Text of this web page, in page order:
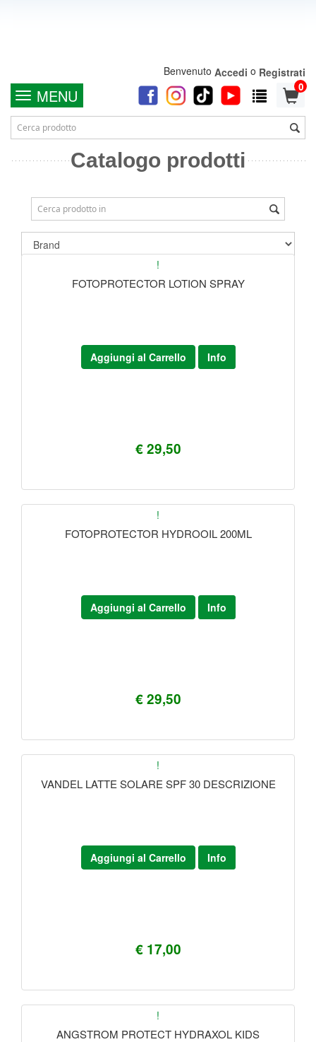
Benvenuto Accedi o Registrati
0
MENU
Catalogo prodotti
!
FOTOPROTECTOR LOTION SPRAY
€ 29,50
Aggiungi al Carrello Info
!
FOTOPROTECTOR HYDROOIL 200ML
€ 29,50
Aggiungi al Carrello Info
!
VANDEL LATTE SOLARE SPF 30 DESCRIZIONE
€ 17,00
Aggiungi al Carrello Info
!
ANGSTROM PROTECT HYDRAXOL KIDS